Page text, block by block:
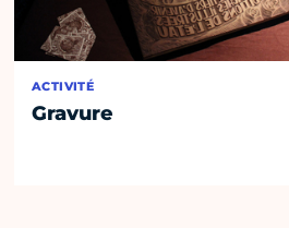
ACTIVITÉ
Gravure